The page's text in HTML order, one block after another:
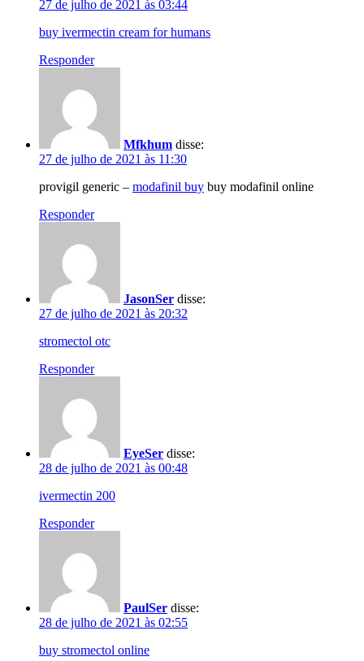
27 de julho de 2021 às 03:44
buy ivermectin cream for humans
Responder
Mfkhum disse:
27 de julho de 2021 às 11:30
provigil generic – modafinil buy buy modafinil online
Responder
JasonSer disse:
27 de julho de 2021 às 20:32
stromectol otc
Responder
EyeSer disse:
28 de julho de 2021 às 00:48
ivermectin 200
Responder
PaulSer disse:
28 de julho de 2021 às 02:55
buy stromectol online